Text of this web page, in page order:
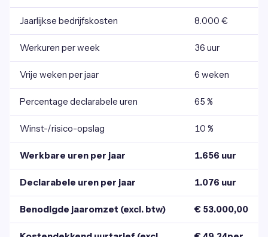
Jaarlijkse bedrijfskosten 8.000 €
Werkuren per week 36 uur
Vrije weken per jaar 6 weken
Percentage declarabele uren 65 %
Winst-/risico-opslag 10 %
Werkbare uren per jaar 1.656 uur
Declarabele uren per jaar 1.076 uur
Benodigde jaaromzet (excl. btw) € 53.000,00